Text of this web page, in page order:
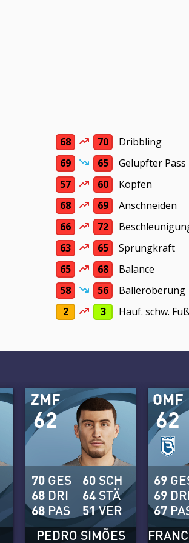
68 70
Dribbling
69 65
Gelupfter Pass
57 60
Köpfen
68 69
Anschneiden
66 72
63 65
Sprungkraft
65 68
Balance
58 56
Balleroberung
2 3
Häuf. schw. Fuß
62
ZMF
PEDRO SIMÕES
70 GES
68 DRI
68 PAS
60 SCH
64 STÄ
51VER
62
OMF
69
69
67